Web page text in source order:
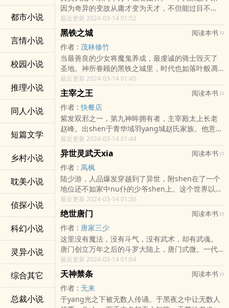
都市小说
言情小说
校园小说
推理小说
同人小说
短篇文学
乡村小说
耽美小说
侦探小说
科幻小说
灵异小说
综合其它
总裁小说
武学，无一不是ju备着焚海裂山之莫大威能，若是
能够得到，越级挑战，都并非是不可能的事。…
因为奇异的变故从庸才变为天才，不但能过目不
忘，感知min锐，领悟力更是直上云霄，成为妖一样
的存在。re血激烈的对决，ding级天才的碰撞，武
学不再局限于凡间，同样能翻江倒海，上天ru地。
一切皆在剑dao独尊！…
最近更新 2024-03-14 01:52
黑铁之城 阅读本书
作者 : 茂林修竹
当最善良的少女将魔鬼养成，最虔诚的骑士毁灭了
圣地。神所眷顾的黑铁之城里，时代也如落叶般凋
零。白银的王座伫立在拜占ting，黄金之门dong开
在ba比lun，新的世界便如枯木chou条般萌芽。当
那一刻到来，眷恋着温柔的魔鬼，手握铁与血的骑
士，谁将获得救赎
最近更新 2024-03-14 01:45
主宰之王 阅读本书
作者 :快餐店
紫发双邪之一，第九神眸拥有者，主宰殿太上长老
赵峰。出shen于青华域羽yang城赵氏家族。他意志
jian韧，不甘平庸，却资质平平，出自卑微的支族。
一次意外，rong合一只太古神灵的眼睛“第九神
眸”，从此鲤鱼跃龙门，如彗星般崛起，踏上传奇修
行之路。…
最近更新 2024-03-14 01:44
异世灵武天xia 阅读本书
作者 : 禹枫
陆少游，人品爆发穿越到了异世，附shen在了一个
地位还不如家中nu仆的少爷shen上。这个世界以武
为强，以灵为尊，传言武dao巅峰，灵dao极致，便
能踏碎虚空。带着看过无数穿越小说重生的陆少
游，自然是不会甘心zuo一个憋屈的废柴少爷，在这
陌生的世界里，醉卧美人膝，醒掌天下权，这才是
自己想要的。灵武双修，不世霸枭，既然来了，就
要留下一世传奇。…
最近更新 2024-03-14 01:36
绝世唐门 阅读本书
作者 : 唐家三少
这里没有魔法，没有斗气，没有武术，却有武魂。
唐门创立万年之后的斗罗大陆上，唐门式微。一代
天骄横空出世，新一代史莱克七怪能否重振唐门，
谱写一曲绝世唐门之歌？百万年魂兽，手握ri月摘星
辰的死灵圣法神，导致唐门衰落的全新魂导qiti系。
一切的神奇都将一一展现。唐门暗qi能否重振雄
风，唐门能否重现辉煌，一切尽在绝世唐门！…
最近更新 2024-03-14 01:04
天神禁条 阅读本书
作者 : 无来
于yang光之下被无数人传诵。于黑夜之中让无数人